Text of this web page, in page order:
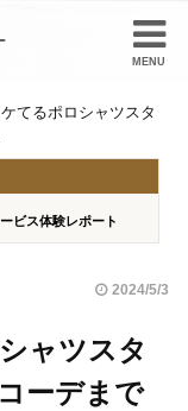
てるポロシャツスタ
ビス体験レポート
2024/5/3
ャツスタ
ーデまで